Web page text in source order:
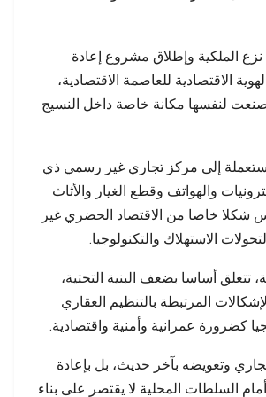
الملكية وإطلاق مشروع إعادة
الاقتصادية للعاصمة الاقتصادية،
صنعت لنفسها مكانة خاصة داخل النسيج
إلى مركز تجاري غير رسمي ذي
والهواتف وقطع الغيار والأثاث
شكلا خاصا من الاقتصاد الحضري غير
الاستهلاك والتكنولوجيا.
تتعلق أساسا بضعف البنية التحتية،
المرتبطة بالتنظيم العقاري
كضرورة عمرانية وأمنية واقتصادية.
وتعويضه بآخر حديث، بل بإعادة
السلطات المحلية لا يقتصر على بناء